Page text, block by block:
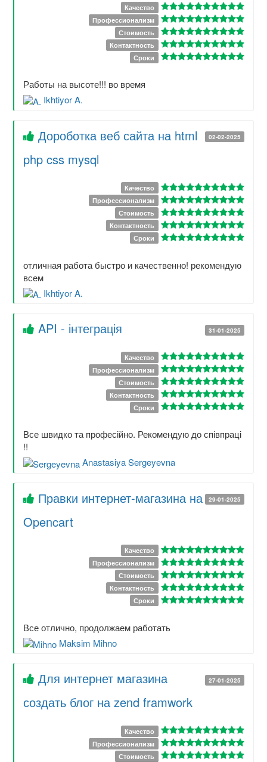
Качество
Профессионализм
Стоимость
Контактность
Сроки
Работы на высоте!!! во время
Ikhtiyor A.
02-02-2025
Дороботка веб сайта на html
php css mysql
Качество
Профессионализм
Стоимость
Контактность
Сроки
отличная работа быстро и качественно! рекомендую
всем
Ikhtiyor A.
31-01-2025
API - інтеграція
Качество
Профессионализм
Стоимость
Контактность
Сроки
Все швидко та професійно. Рекомендую до співпраці
!!
Anastasiya Sergeyevna
29-01-2025
Правки интернет-магазина на
Opencart
Качество
Профессионализм
Стоимость
Контактность
Сроки
Все отлично, продолжаем работать
Maksim Mihno
27-01-2025
Для интернет магазина
создать блог на zend framwork
Качество
Профессионализм
Стоимость